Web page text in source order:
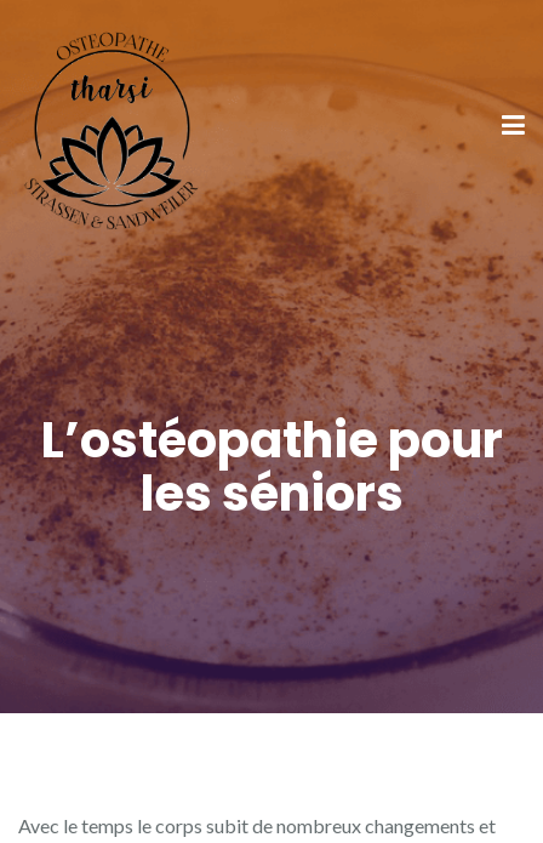
L’ostéopathie pour
les séniors
Avec le temps le corps subit de nombreux changements et